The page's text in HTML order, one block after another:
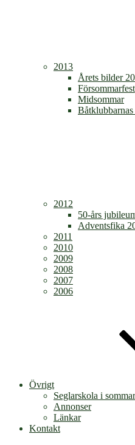
2013
Årets bilder
Försommarfest
Midsommar
Båtklubbarnas
2012
50-års
Adventsfika
2011
2010
2009
2008
2007
2006
Övrigt
Seglarskola i
Annonser
Länkar
Kontakt